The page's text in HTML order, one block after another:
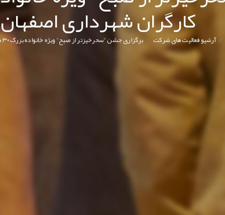
کارگران شهرداری اصفهان /آرشیو فعالیت های شرکت / برگزاری جشن "سحرخیزتر از صبح" ویژه خانواده بزرگ ۳۰ هزار نفری کارگران شهرداری اصفهان